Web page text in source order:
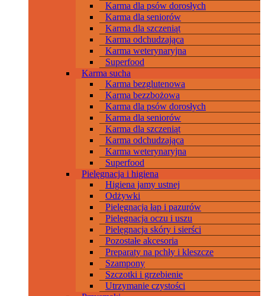
Karma dla psów dorosłych
Karma dla seniorów
Karma dla szczeniąt
Karma odchudzająca
Karma weterynaryjna
Superfood
Karma sucha
Karma bezglutenowa
Karma bezzbożowa
Karma dla psów dorosłych
Karma dla seniorów
Karma dla szczeniąt
Karma odchudzająca
Karma weterynaryjna
Superfood
Pielęgnacja i higiena
Higiena jamy ustnej
Odżywki
Pielęgnacja łap i pazurów
Pielęgnacja oczu i uszu
Pielęgnacja skóry i sierści
Pozostałe akcesoria
Preparaty na pchły i kleszcze
Szampony
Szczotki i grzebienie
Utrzymanie czystości